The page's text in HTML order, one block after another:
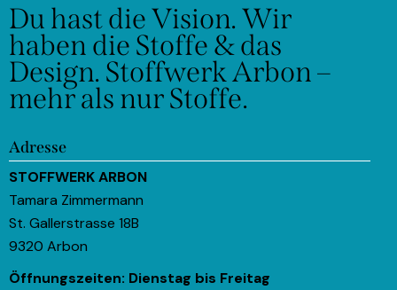
Du hast die Vision.Wir
haben die Stoffe & das
Design. Stoffwerk Arbon –
mehr als nur Stoffe.
Adresse
STOFFWERK ARBON
Tamara Zimmermann
St. Gallerstrasse 18B
9320 Arbon
Öffnungszeiten: Dienstag bis Freitag